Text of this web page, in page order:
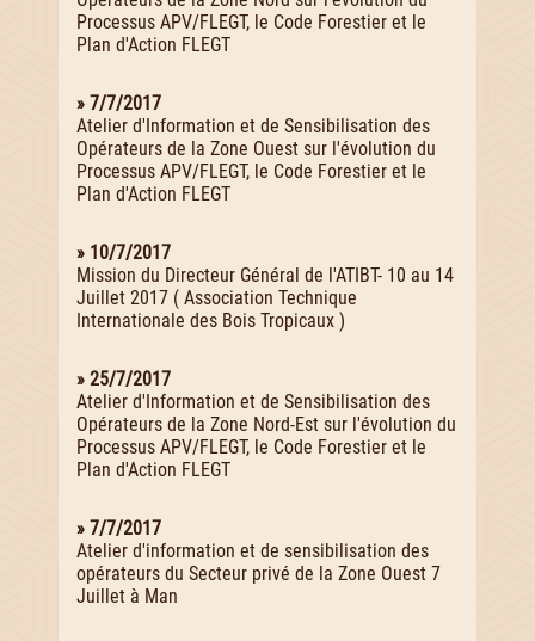
Processus APV/FLEGT, le Code Forestier et le
Plan d'Action FLEGT
» 7/7/2017
Atelier d'Information et de Sensibilisation des
Opérateurs de la Zone Ouest sur l'évolution du
Processus APV/FLEGT, le Code Forestier et le
Plan d'Action FLEGT
» 10/7/2017
Mission du Directeur Général de l'ATIBT- 10 au 14
Juillet 2017 ( Association Technique
Internationale des Bois Tropicaux )
» 25/7/2017
Atelier d'Information et de Sensibilisation des
Opérateurs de la Zone Nord-Est sur l'évolution du
Processus APV/FLEGT, le Code Forestier et le
Plan d'Action FLEGT
» 7/7/2017
Atelier d'information et de sensibilisation des
opérateurs du Secteur privé de la Zone Ouest 7
Juillet à Man